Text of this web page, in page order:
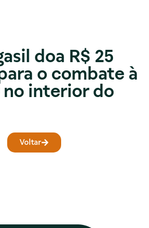
doa R$ 25
o combate à
interior do
Voltar